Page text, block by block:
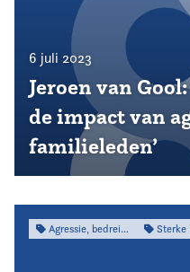
6 juli 2023
Jeroen van
de impact van
familieleden’
Agressie, bedreiging & intimidatie Sterke